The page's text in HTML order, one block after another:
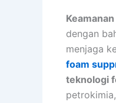
Keamanan
dengan
menjaga
foam
teknologi